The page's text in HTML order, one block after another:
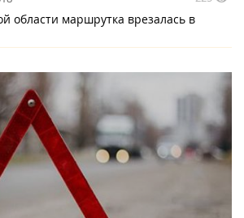
области маршрутка врезалась в